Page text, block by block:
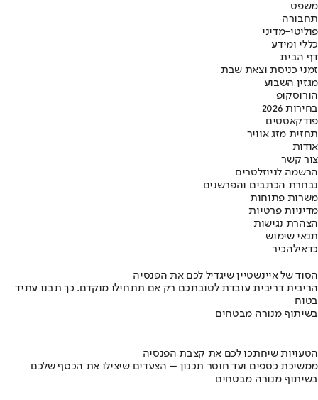
משפט
תחבורה
פוליטי-מדיני
כללי ומידע
דף הבית
זמני כניסת וצאת שבת
מגזין השבוע
הורוסקופ
בחירות 2026
פודקאסטים
תחזית מזג אוויר
אודות
צור קשר
הרשמה לניוזלטרים
נבחרת הכתבים והפרשנים
משרות פתוחות
מדיניות פרטיות
הצהרת נגישות
תנאי שימוש
כדאילהכיר
הסוד של איינשטיין שיגדיל לכם את הפנסיה
הריבית דריבית עובדת לטובתכם רק אם תתחילו מוקדם. כך תבנו עתיד
בטוח
בשיתוף מנורה מבטחים
הטעויות שיחתכו לכם את קצבת הפנסיה
ממשיכת כספים ועד חוסר תכנון – הצעדים שיצילו את הכסף שלכם
בשיתוף מנורה מבטחים